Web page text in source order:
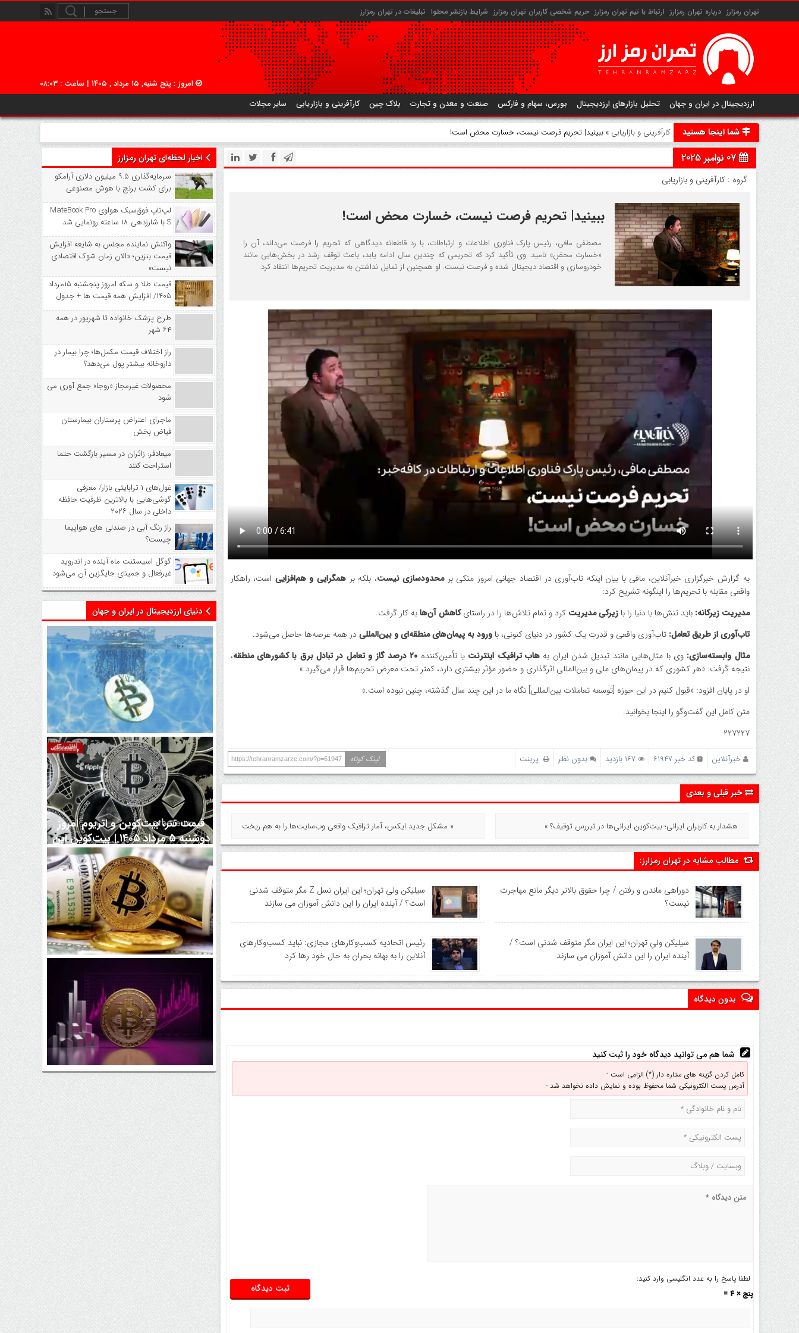
تهران رمزارز درباره تهران رمزارز ارتباط با تیم تهران رمزارز حریم شخصی کاربران تهران رمزارز شرایط بازنشر محتوا تبلیغات در تهران رمزارز
امروز : پنج شنبه, ۱۵ مرداد , ۱۴۰۵ | ساعت : ۰۸:۰۳
ارزدیجیتال در ایران و جهان
تحلیل بازارهای ارزدیجیتال بورس، سهام و فارکس صنعت و معدن و تجارت بلاک چین کارآفرینی و بازاریابی سایر مجلات
شما اینجا هستید کارآفرینی و بازاریابی » ببینید| تحریم فرصت نیست، خسارت محض است!
07 نوامبر 2025
گروه :کارآفرینی و بازاریابی
ببینید| تحریم فرصت نیست، خسارت محض است!
مصطفی مافی، رئیس پارک فناوری اطلاعات و ارتباطات، با رد قاطعانه دیدگاهی که تحریم را فرصت می‌داند، آن را
«خسارت محض» نامید. وی تأکید کرد که تحریمی که چندین سال ادامه یابد، باعث توقف رشد در بخش‌هایی مانند
خودروسازی و اقتصاد دیجیتال شده و فرصت نیست. او همچنین از تمایل نداشتن به مدیریت تحریم‌ها انتقاد کرد.
به گزارش خبرگزاری خبرآنلاین، مافی با بیان اینکه تاب‌آوری در اقتصاد جهانی امروز متکی برمحدودسازی نیست، بلکه برهمگرایی و هم‌افزایی است، راهکار
واقعی مقابله با تحریم‌ها را اینگونه تشریح کرد:
مدیریت زیرکانه: باید تنش‌ها با دنیا را بازیرکی مدیریت کرد و تمام تلاش‌ها را در راستایکاهش آن‌هابه کار گرفت.
تاب‌آوری از طریق تعامل: تاب‌آوری واقعی و قدرت یک کشور در دنیای کنونی، باورود به پیمان‌های منطقه‌ای و بین‌المللی در همه عرصه‌ها حاصل می‌شود.
مثال وابسته‌سازی: وی با مثال‌هایی مانند تبدیل شدن ایران به هاب ترافیک اینترنت یا تأمین‌کننده ۲۰ درصد گاز و تعامل در تبادل برق با کشورهای منطقه
،
نتیجه گرفت: «هر کشوری که در پیمان‌های ملی و بین‌المللی اثرگذاری و حضور مؤثر بیشتری دارد، کمتر تحت معرض تحریم‌ها قرار می‌گیرد.»
او در پایان افزود: «قبول کنیم در این حوزه [توسعه تعاملات بین‌المللی] نگاه ما در این چند سال گذشته، چنین نبوده است.»
متن کامل این گفت‌وگو را اینجا بخوانید.
۲۲۷۲۲۷
خبرآنلاین کد خبر 61947 167 بازدید بدون نظر پرینت لینک کوتاه https://tehranramzarze.com/?p=61947
خبر قبلی و بعدی
هشدار به کاربران ایرانی؛ بیت‌کوین ایرانی‌ها در تیررس توقیف؟ » « مشکل جدید ایکس، آمار ترافیک واقعی وب‌سایت‌ها را به هم ریخت
مطالب مشابه در تهران رمزارز:
دوراهی ماندن و رفتن / چرا حقوق بالاتر دیگر مانع مهاجرت
نیست؟
سیلیکن ولیِ تهران؛ این ایران نسل Z مگر متوقف شدنی
است؟ / آینده ایران را این دانش آموزان می سازند
سیلیکن ولیِ تهران؛ این ایران مگر متوقف شدنی است؟ /
آینده ایران را این دانش آموزان می سازند
رئیس اتحادیه کسب‌وکارهای مجازی: نباید کسب‌وکارهای
آنلاین را به بهانه بحران به حال خود رها کرد
بدون دیدگاه
شما هم می توانید دیدگاه خود را ثبت کنید
کامل کردن گزینه های ستاره دار (*) الزامی است -
آدرس پست الکترونیکی شما محفوظ بوده و نمایش داده نخواهد شد -
لطفا پاسخ را به عدد انگلیسی وارد کنید:
پنج × 4 =
اخبار لحظه‌ای تهران رمزارز
سرمایه‌گذاری ۹.۵ میلیون دلاری آرامکو
برای کشت برنج با هوش مصنوعی
لپ‌تاپ فوق‌سبک هواوی MateBook Pro
S با شارژدهی ۱۸ ساعته رونمایی شد
واکنش نماینده مجلس به شایعه افزایش
قیمت بنزین؛ «الان زمان شوک اقتصادی
نیست»
قیمت طلا و سکه امروز پنجشنبه ۱۵مرداد
۱۴۰۵/ افزایش همه قیمت ها + جدول
طرح پزشک خانواده تا شهریور در همه
۶۴ شهر
راز اختلاف قیمت مکمل‌ها؛ چرا بیمار در
داروخانه بیشتر پول می‌دهد؟
محصولات غیرمجاز «روجا» جمع آوری می
شود
ماجرای اعتراض پرستاران بیمارستان
فیاض بخش
میعادفر: زائران در مسیر بازگشت حتما
استراحت کنند
غول‌های ۱ ترابایتی بازار/ معرفی
گوشی‌هایی با بالاترین ظرفیت حافظه
داخلی در سال ۲۰۲۶
راز رنگ آبی در صندلی های هواپیما
چیست؟
گوگل اسیستنت ماه آینده در اندروید
غیرفعال و جمینای جایگزین آن می‌شود
دنیای ارزدیجیتال در ایران و جهان
اتفاق تاریخی در بازار رمزارزها /
بیت‌کوین سبز شد
قیمت تتر، بیت‌کوین و اتریوم امروز
دوشنبه ۵ مرداد ۱۴۰۵ | بیت‌کوین این
مرز را از دست بدهد، همه‌چیز تغییر
می‌کند
رقابت پنهان دولت‌ها بر سر بیت‌کوین/
۱۰ کشور برتر کدامند؟
اتفاق مهم در بازار رمزارزها / بیت‌کوین
وارد فاز تازه شد